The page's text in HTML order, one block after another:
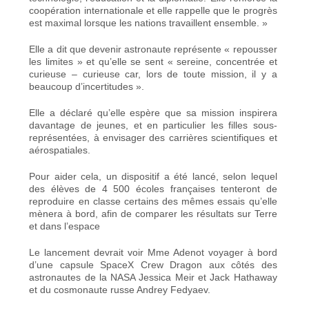
coopération internationale et elle rappelle que le progrès
est maximal lorsque les nations travaillent ensemble. »
Elle a dit que devenir astronaute représente « repousser
les limites » et qu’elle se sent « sereine, concentrée et
curieuse – curieuse car, lors de toute mission, il y a
beaucoup d’incertitudes ».
Elle a déclaré qu’elle espère que sa mission inspirera
davantage de jeunes, et en particulier les filles sous-
représentées, à envisager des carrières scientifiques et
aérospatiales.
Pour aider cela, un dispositif a été lancé, selon lequel
des élèves de 4 500 écoles françaises tenteront de
reproduire en classe certains des mêmes essais qu’elle
mènera à bord, afin de comparer les résultats sur Terre
et dans l’espace
Le lancement devrait voir Mme Adenot voyager à bord
d’une capsule SpaceX Crew Dragon aux côtés des
astronautes de la NASA Jessica Meir et Jack Hathaway
et du cosmonaute russe Andrey Fedyaev.